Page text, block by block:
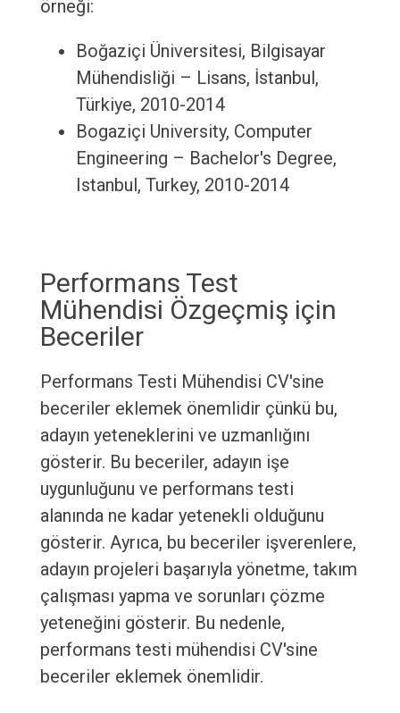
örneği:
Boğaziçi Üniversitesi, Bilgisayar
Mühendisliği – Lisans, İstanbul,
Türkiye, 2010-2014
Bogaziçi University, Computer
Engineering – Bachelor's Degree,
Istanbul, Turkey, 2010-2014
Performans Test
Mühendisi Özgeçmiş için
Beceriler
Performans Testi Mühendisi CV'sine
beceriler eklemek önemlidir çünkü bu,
adayın yeteneklerini ve uzmanlığını
gösterir. Bu beceriler, adayın işe
uygunluğunu ve performans testi
alanında ne kadar yetenekli olduğunu
gösterir. Ayrıca, bu beceriler işverenlere,
adayın projeleri başarıyla yönetme, takım
çalışması yapma ve sorunları çözme
yeteneğini gösterir. Bu nedenle,
performans testi mühendisi CV'sine
beceriler eklemek önemlidir.